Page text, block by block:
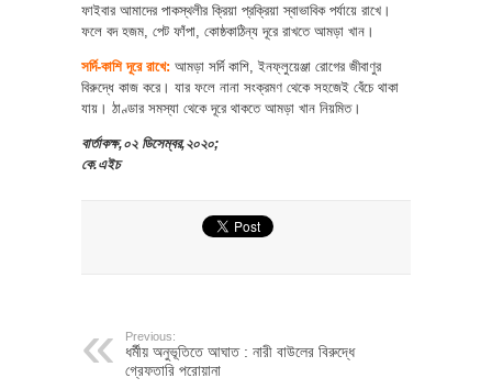
ফাইবার আমাদের পাকস্থলীর ক্রিয়া প্রক্রিয়া স্বাভাবিক পর্যায়ে রাখে।
ফলে বদ হজম, পেট ফাঁপা, কোষ্ঠকাঠিন্য দূরে রাখতে আমড়া খান।
সর্দি-কাশি দূরে রাখে: আমড়া সর্দি কাশি, ইনফ্লুয়েঞ্জা রোগের জীবাণুর
বিরুদ্ধে কাজ করে। যার ফলে নানা সংক্রমণ থেকে সহজেই বেঁচে থাকা
যায়। ঠাণ্ডার সমস্যা থেকে দূরে থাকতে আমড়া খান নিয়মিত।
বার্তাকক্ষ,০২ ডিসেম্বর,২০২০;
কে.এইচ
Previous:
ধর্মীয় অনুভূতিতে আঘাত : নারী বাউলের বিরুদ্ধে
গ্রেফতারি পরোয়ানা